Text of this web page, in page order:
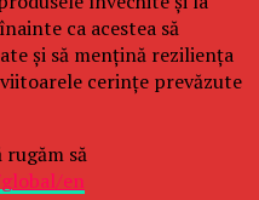
ca acestea să
și să mențină reziliența
cerințe prevăzute
să
en